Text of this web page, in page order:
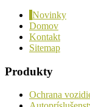
Novinky
Domov
Kontakt
Sitemap
Produkty
Ochrana